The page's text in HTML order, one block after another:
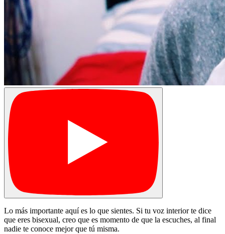
Lo más importante aquí es lo que sientes. Si tu voz interior te dice
que eres bisexual, creo que es momento de que la escuches, al final
nadie te conoce mejor que tú misma.